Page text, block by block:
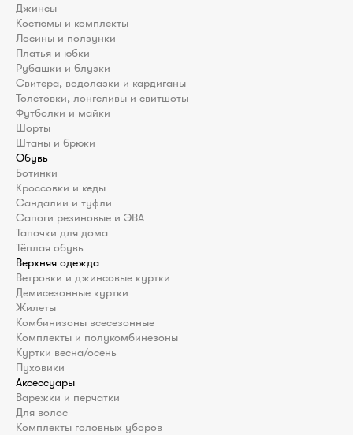
Джинсы
Костюмы и комплекты
Лосины и ползунки
Платья и юбки
Рубашки и блузки
Свитера, водолазки и кардиганы
Толстовки, лонгсливы и свитшоты
Футболки и майки
Шорты
Штаны и брюки
Обувь
Ботинки
Кроссовки и кеды
Сандалии и туфли
Сапоги резиновые и ЭВА
Тапочки для дома
Тёплая обувь
Верхняя одежда
Ветровки и джинсовые куртки
Демисезонные куртки
Жилеты
Комбинизоны всесезонные
Комплекты и полукомбинезоны
Куртки весна/осень
Пуховики
Аксессуары
Варежки и перчатки
Для волос
Комплекты головных уборов